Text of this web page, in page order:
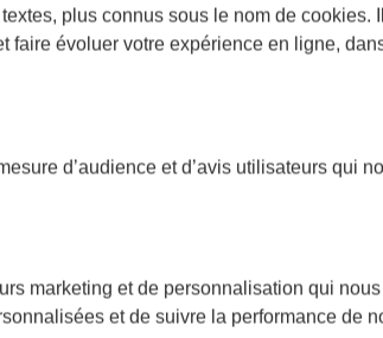
plus connus sous le nom de cookies.
évoluer votre expérience en ligne,
d’audience et d’avis utilisateurs qui
marketing et de personnalisation qui
et de suivre la performance de